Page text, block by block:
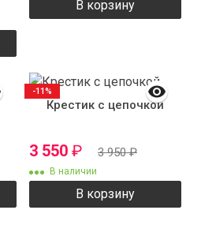
В корзину
Крестик с цепочкой
3 550 ₽ 3 950₽
В наличии
В корзину
-11%